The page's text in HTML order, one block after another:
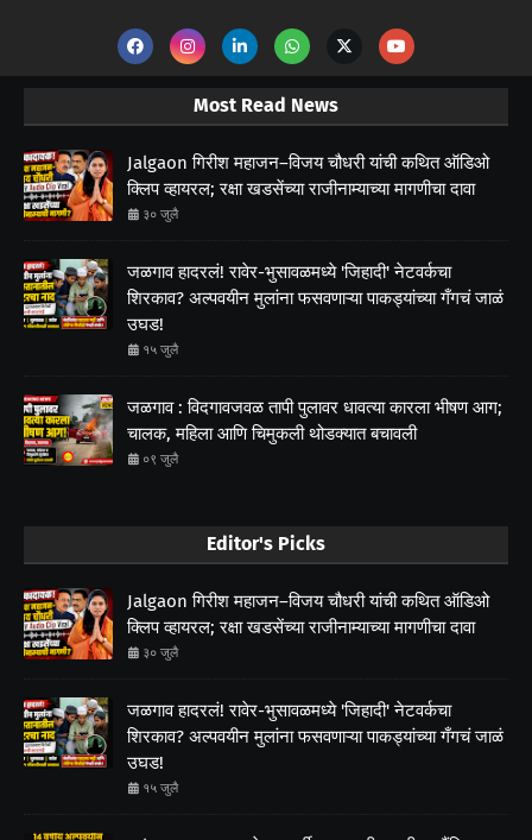
Most Read News
Jalgaon गिरीश महाजन–विजय चौधरी यांची कथित ऑडिओ
क्लिप व्हायरल; रक्षा खडसेंच्या राजीनाम्याच्या मागणीचा दावा
३० जुलै
जळगाव हादरलं! रावेर-भुसावळमध्ये 'जिहादी' नेटवर्कचा
शिरकाव? अल्पवयीन मुलांना फसवणाऱ्या पाकड्यांच्या गँगचं जाळं
उघड!
१५ जुलै
जळगाव : विदगावजवळ तापी पुलावर धावत्या कारला भीषण आग;
चालक, महिला आणि चिमुकली थोडक्यात बचावली
०९ जुलै
Editor's Picks
Jalgaon गिरीश महाजन–विजय चौधरी यांची कथित ऑडिओ
क्लिप व्हायरल; रक्षा खडसेंच्या राजीनाम्याच्या मागणीचा दावा
३० जुलै
जळगाव हादरलं! रावेर-भुसावळमध्ये 'जिहादी' नेटवर्कचा
शिरकाव? अल्पवयीन मुलांना फसवणाऱ्या पाकड्यांच्या गँगचं जाळं
उघड!
१५ जुलै